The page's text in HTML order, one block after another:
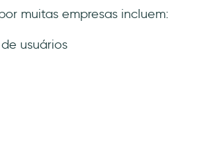
muitas empresas incluem:
usuários